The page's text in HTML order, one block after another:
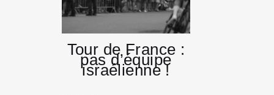
Tour de France :
pas d’équipe
israélienne !